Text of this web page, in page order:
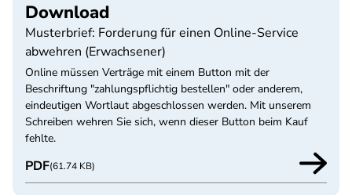
Download
Musterbrief: Forderung für einen Online-Service
abwehren (Erwachsener)
Online müssen Verträge mit einem Button mit der
Beschriftung "zahlungspflichtig bestellen" oder anderem,
eindeutigen Wortlaut abgeschlossen werden. Mit unserem
Schreiben wehren Sie sich, wenn dieser Button beim Kauf
fehlte.
PDF(61.74 KB)